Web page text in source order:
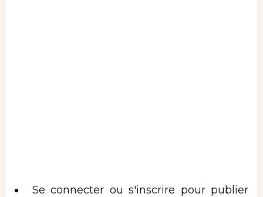
Se connecter ou s'inscrire pour publier